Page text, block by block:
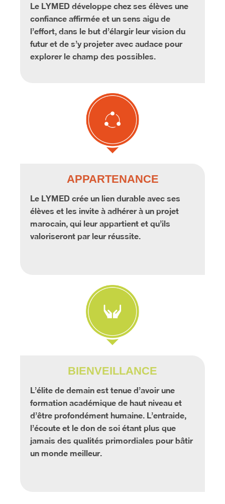
Le LYMED développe chez ses élèves une
confiance affirmée et un sens aigu de
l’effort, dans le but d’élargir leur vision du
futur et de s’y projeter avec audace pour
explorer le champ des possibles.
APPARTENANCE
Le LYMED crée un lien durable avec ses
élèves et les invite à adhérer à un projet
marocain, qui leur appartient et qu’ils
valoriseront par leur réussite.
BIENVEILLANCE
L’élite de demain est tenue d’avoir une
formation académique de haut niveau et
d’être profondément humaine. L’entraide,
l’écoute et le don de soi étant plus que
jamais des qualités primordiales pour bâtir
un monde meilleur.